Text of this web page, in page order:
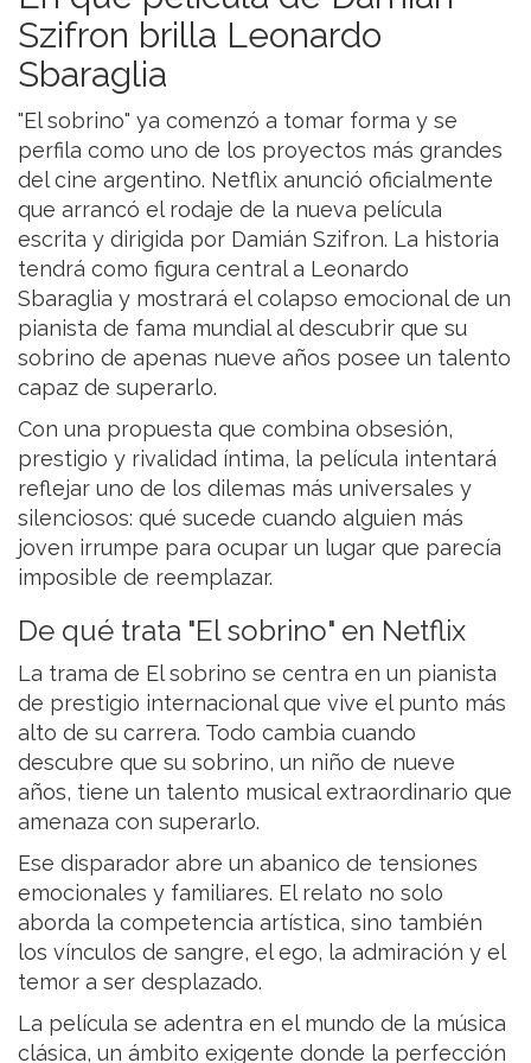
Szifron brilla Leonardo
Sbaraglia
"El sobrino" ya comenzó a tomar forma y se
perfila como uno de los proyectos más grandes
del cine argentino. Netflix anunció oficialmente
que arrancó el rodaje de la nueva película
escrita y dirigida por Damián Szifron. La historia
tendrá como figura central a Leonardo
Sbaraglia y mostrará el colapso emocional de un
pianista de fama mundial al descubrir que su
sobrino de apenas nueve años posee un talento
capaz de superarlo.
Con una propuesta que combina obsesión,
prestigio y rivalidad íntima, la película intentará
reflejar uno de los dilemas más universales y
silenciosos: qué sucede cuando alguien más
joven irrumpe para ocupar un lugar que parecía
imposible de reemplazar.
De qué trata "El sobrino" en Netflix
La trama de El sobrino se centra en un pianista
de prestigio internacional que vive el punto más
alto de su carrera. Todo cambia cuando
descubre que su sobrino, un niño de nueve
años, tiene un talento musical extraordinario que
amenaza con superarlo.
Ese disparador abre un abanico de tensiones
emocionales y familiares. El relato no solo
aborda la competencia artística, sino también
los vínculos de sangre, el ego, la admiración y el
temor a ser desplazado.
La película se adentra en el mundo de la música
clásica, un ámbito exigente donde la perfección